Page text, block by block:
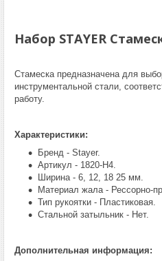
Набор STAYER
Стамеска предназначена для
инструментальной стали,
работу.
Характеристики:
Бренд - Stayer.
Артикул - 1820-H4.
Ширина - 6, 12, 18 25 мм.
Материал жала - Рессорно-
Тип рукоятки - Пластиковая.
Стальной затыльник - Нет.
Дополнительная информация: